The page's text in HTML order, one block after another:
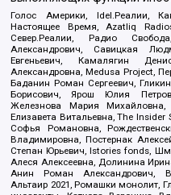
Голос Америки, Idel.Реалии,
Настоящее Время, Azatliq
Север.Реалии, Радио
Александрович, Савицкая
Евгеньевич, Камалягин
Александровна, Medusa Project,
Баданин Роман Сергеевич,
Борисович, Ярош Юлия
Железнова Мария Михайловна,
Елизавета Витальевна, The
Софья Романовна,
Владимировна, Постернак
Степан Юрьевич, Istories fonds,
Алеся Алексеевна, Долинина
Анин Роман Александрович,
Альтаир 2021, Ромашки монолит,